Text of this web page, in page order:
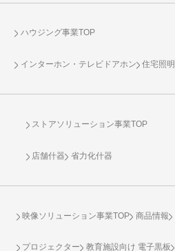
ハウジング事業TOP
インターホン・テレビドアホン 住宅照明
ストアソリューション事業TOP
店舗什器 省力化什器
映像ソリューション事業TOP 商品情報
プロジェクター 教育施設向け 電子黒板